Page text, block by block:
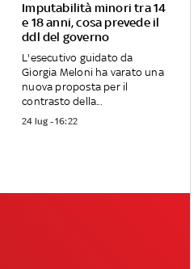
Imputabilità minori tra 14
e 18 anni, cosa prevede il
ddl del governo
L'esecutivo guidato da
Giorgia Meloni ha varato una
nuova proposta per il
contrasto della...
24 lug - 16:22